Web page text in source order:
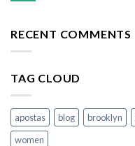
RECENT COMMENTS
TAG CLOUD
apostas blog brooklyn
women